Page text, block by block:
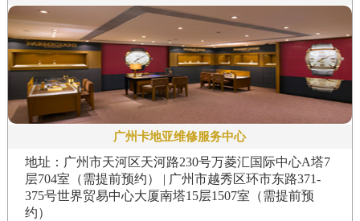
广州卡地亚维修服务中心
地址：广州市天河区天河路230号万菱汇国际中心A塔7
层704室（需提前预约） | 广州市越秀区环市东路371-
375号世界贸易中心大厦南塔15层1507室（需提前预
约）